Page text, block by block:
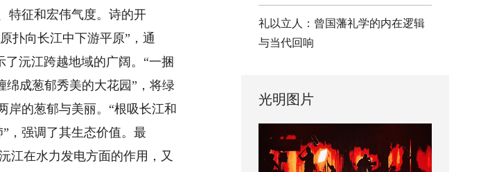
特征和宏伟气度。诗的开
扑向长江中下游平原”，通
沅江跨越地域的广阔。“一捆
成葱郁秀美的大花园”，将绿
岸的葱郁与美丽。“根吸长江和
，强调了其生态价值。最
江在水力发电方面的作用，又
礼以立人：曾国藩礼学的内在逻辑
与当代回响
光明图片